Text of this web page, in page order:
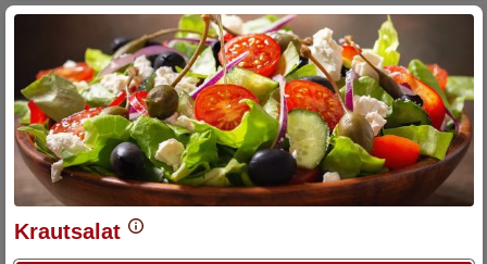
Krautsalat